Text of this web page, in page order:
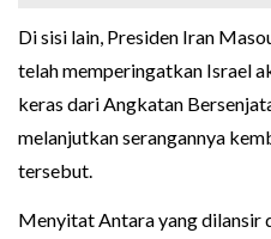
Di sisi lain, Presiden Iran
telah memperingatkan Israel
keras dari Angkatan
melanjutkan serangannya
tersebut.
Menyitat Antara yang dilansir